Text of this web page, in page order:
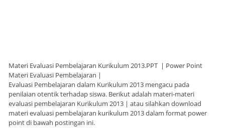
Materi Evaluasi Pembelajaran Kurikulum 2013.PPT | Power Point
Materi Evaluasi Pembelajaran |
Evaluasi Pembelajaran dalam Kurikulum 2013 mengacu pada
penilaian otentik terhadap siswa. Berikut adalah materi-materi
evaluasi pembelajaran Kurikulum 2013 | atau silahkan download
materi evaluasi pembelajaran kurikulum 2013 dalam format power
point di bawah postingan ini.